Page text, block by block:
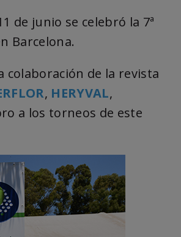
de junio se celebró la 7ª
Barcelona.
colaboración de la revista
, HERYVAL,
a los torneos de este